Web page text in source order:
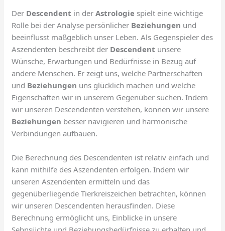
Der Descendent in derAstrologie spielt eine wichtige
Rolle bei der Analyse persönlicher Beziehungen und
beeinflusst maßgeblich unser Leben. Als Gegenspieler des
Aszendenten beschreibt der Descendent unsere
Wünsche, Erwartungen und Bedürfnisse in Bezug auf
andere Menschen. Er zeigt uns, welche Partnerschaften
und Beziehungen uns glücklich machen und welche
Eigenschaften wir in unserem Gegenüber suchen. Indem
wir unseren Descendenten verstehen, können wir unsere
Beziehungen besser navigieren und harmonische
Verbindungen aufbauen.
Die Berechnung des Descendenten ist relativ einfach und
kann mithilfe des Aszendenten erfolgen. Indem wir
unseren Aszendenten ermitteln und das
gegenüberliegende Tierkreiszeichen betrachten, können
wir unseren Descendenten herausfinden. Diese
Berechnung ermöglicht uns, Einblicke in unsere